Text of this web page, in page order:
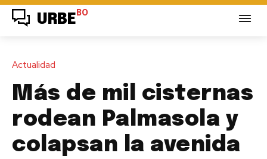
URBE BO
Actualidad
Más de mil cisternas
rodean Palmasola y
colapsan la avenida